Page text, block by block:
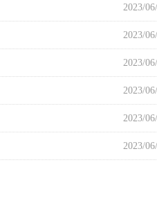
2023/
2023/
2023/
2023/
2023/
2023/